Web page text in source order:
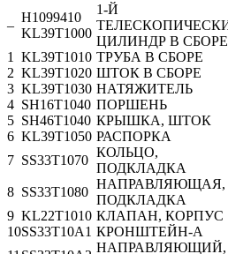
–
H1099410
KL39T1000
1-Й
ЦИЛИНДР В СБОРЕ
1 KL39T1010 ТРУБА В СБОРЕ
2 KL39T1020 ШТОК В СБОРЕ
3 KL39T1030 НАТЯЖИТЕЛЬ
4 SH16T1040 ПОРШЕНЬ
5 SH46T1040 КРЫШКА, ШТОК
6 KL39T1050 РАСПОРКА
7 SS33T1070
КОЛЬЦО,
ПОДКЛАДКА
8 SS33T1080
НАПРАВЛЯЮЩАЯ,
ПОДКЛАДКА
9 KL22T1010 КЛАПАН, КОРПУС
10SS33T10A1 КРОНШТЕЙН-A
НАПРАВЛЯЮЩИЙ,